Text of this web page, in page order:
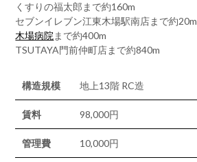
くすりの福太郎まで約160m
セブンイレブン江東木場駅南店まで約20m
木場病院 まで約400m
TSUTAYA門前仲町店まで約840m
構造規模 地上13階 RC造
賃料 98,000円
管理費 10,000円